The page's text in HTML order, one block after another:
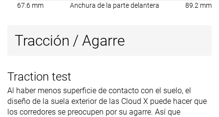
67.6 mm Anchura de la parte delantera 89.2 mm
Tracción / Agarre
Traction test
Al haber menos superficie de contacto con el suelo, el
diseño de la suela exterior de las Cloud X puede hacer que
los corredores se preocupen por su agarre. Así que